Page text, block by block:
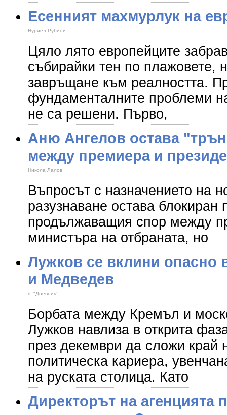
Есенният махмурлук на
Нуриел Рубини
Цяло лято европейците
събирайки тен по плажовете,
завръщане към реалността.
фундаменталните проблеми
не са решени. Първо,
Аню Ангелов остава
между премиера и
Никола Лалов
Въпросът с назначението на
разузнаване остава блокиран
продължаващия спор между
министъра на отбраната, но
Лужков се вклини опасно
и Медведев
в. "Дневник"
Борбата между Кремъл и
Лужков навлиза в открита
през декември да сложи край
политическа кариера,
на руската столица. Като
Директорът на агенцията